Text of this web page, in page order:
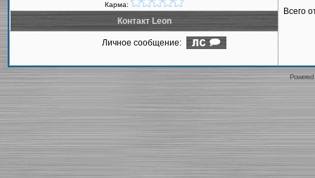
Карма:
Всего
Контакт Leon
Личное сообщение: